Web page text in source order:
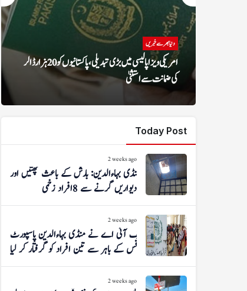
منڈی بہاؤالدین
منڈی بہاءالدین: یوم استحصال کشمیر کے موقع پر پرچم کشائی،
ریلی اور اظہار یکجہتی
Today Post
2 weeks ago
منڈی بہاءالدین: بارش کے باعث چھتیں اور
دیواریں گرنے سے 8 افراد زخمی
2 weeks ago
ایف آئی اے نے منڈی بہاءالدین پاسپورٹ
آفس کے باہر سے تین افراد کو گرفتار کر لیا
2 weeks ago